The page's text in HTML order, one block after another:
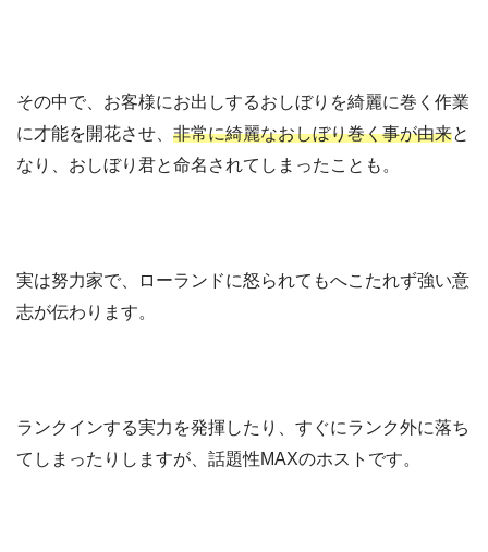
その中で、お客様にお出しするおしぼりを綺麗に巻く作業
に才能を開花させ、 非常に綺麗なおしぼり巻く事が由来と
なり、おしぼり君と命名されてしまったことも。
実は努力家で、ローランドに怒られてもへこたれず強い意
志が伝わります。
ランクインする実力を発揮したり、すぐにランク外に落ち
てしまったりしますが、話題性MAXのホストです。